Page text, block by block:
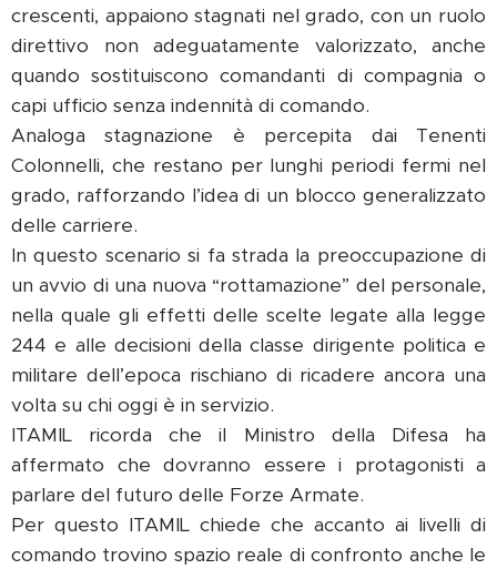
crescenti, appaiono stagnati nel grado, con un ruolo
direttivo non adeguatamente valorizzato, anche
quando sostituiscono comandanti di compagnia o
capi ufficio senza indennità di comando.
Analoga stagnazione è percepita dai Tenenti
Colonnelli, che restano per lunghi periodi fermi nel
grado, rafforzando l’idea di un blocco generalizzato
delle carriere.
In questo scenario si fa strada la preoccupazione di
un avvio di una nuova “rottamazione” del personale,
nella quale gli effetti delle scelte legate alla legge
244 e alle decisioni della classe dirigente politica e
militare dell’epoca rischiano di ricadere ancora una
volta su chi oggi è in servizio.
ITAMIL ricorda che il Ministro della Difesa ha
affermato che dovranno essere i protagonisti a
parlare del futuro delle Forze Armate.
Per questo ITAMIL chiede che accanto ai livelli di
comando trovino spazio reale di confronto anche le